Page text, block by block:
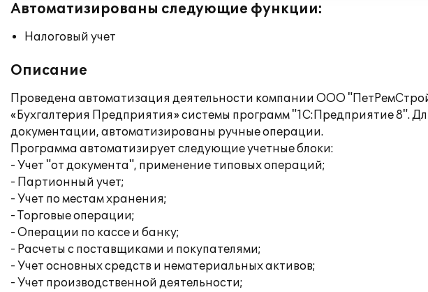
Автоматизированы следующие функции:
Налоговый учет
Описание
Проведена автоматизация деятельности компании ООО
«Бухгалтерия Предприятия» системы программ "1С:Предприятие 8".
документации, автоматизированы ручные операции.
Программа автоматизирует следующие учетные блоки:
- Учет "от документа", применение типовых операций;
- Партионный учет;
- Учет по местам хранения;
- Торговые операции;
- Операции по кассе и банку;
- Расчеты с поставщиками и покупателями;
- Учет основных средств и нематериальных активов;
- Учет производственной деятельности;